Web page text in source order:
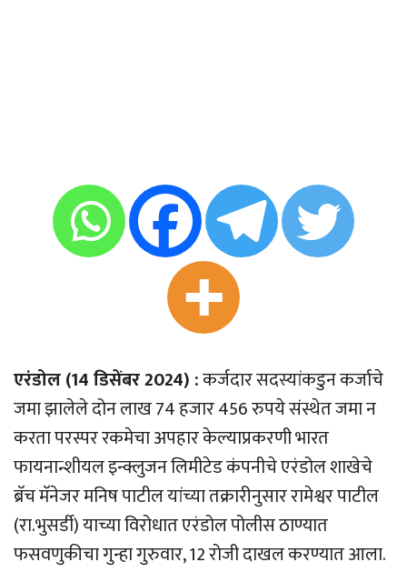
एरंडोल (14 डिसेंबर 2024) :कर्जदार सदस्यांकडुन कर्जाचे
जमा झालेले दोन लाख 74 हजार 456 रुपये संस्थेत जमा न
करता परस्पर रकमेचा अपहार केल्याप्रकरणी भारत
फायनान्शीयल इन्क्लुजन लिमीटेड कंपनीचे एरंडोल शाखेचे
ब्रॅच मॅनेजर मनिष पाटील यांच्या तक्रारीनुसार रामेश्वर पाटील
(रा.भुसर्डी) याच्या विरोधात एरंडोल पोलीस ठाण्यात
फसवणुकीचा गुन्हा गुरुवार, 12 रोजी दाखल करण्यात आला.